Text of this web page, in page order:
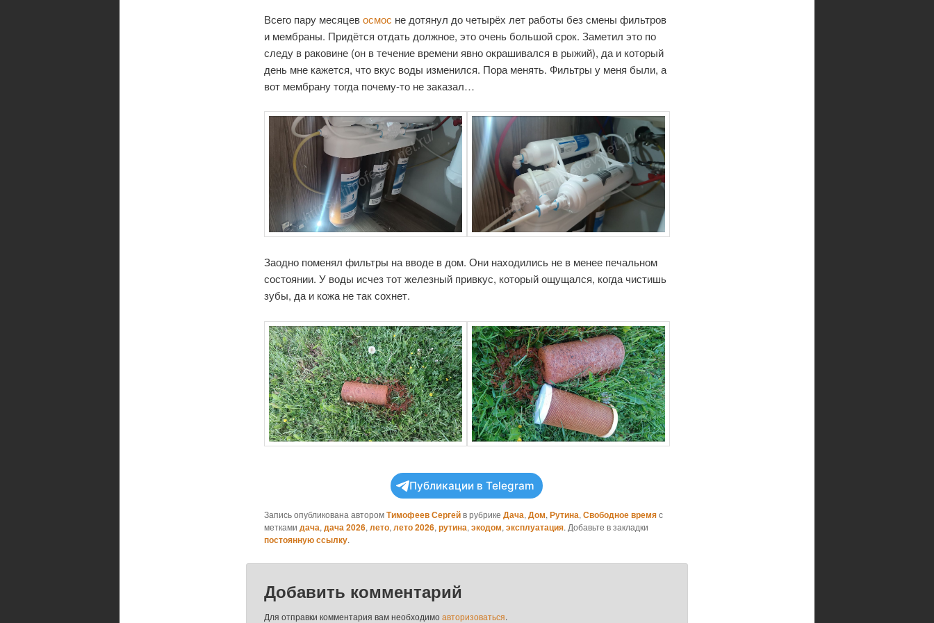
Всего пару месяцевосмос не дотянул до четырёх лет работы без смены фильтров
и мембраны. Придётся отдать должное, это очень большой срок. Заметил это по
следу в раковине (он в течение времени явно окрашивался в рыжий), да и который
день мне кажется, что вкус воды изменился. Пора менять. Фильтры у меня были, а
вот мембрану тогда почему-то не заказал…
Заодно поменял фильтры на вводе в дом. Они находились не в менее печальном
состоянии. У воды исчез тот железный привкус, который ощущался, когда чистишь
зубы, да и кожа не так сохнет.
Публикации в Telegram
Запись опубликована авторомТимофеев Сергейв рубрике Дача, Дом, Рутина, Свободное времяс
метками дача, дача 2026, лето, лето 2026, рутина, экодом, эксплуатация. Добавьте в закладки
постоянную ссылку.
Добавить комментарий
Для отправки комментария вам необходимоавторизоваться.